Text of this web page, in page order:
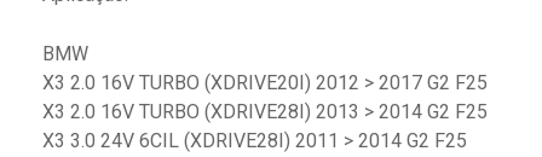
BMW
X3 2.0 16V TURBO (XDRIVE20I) 2012 > 2017 G2 F25
X3 2.0 16V TURBO (XDRIVE28I) 2013 > 2014 G2 F25
X3 3.0 24V 6CIL (XDRIVE28I) 2011 > 2014 G2 F25